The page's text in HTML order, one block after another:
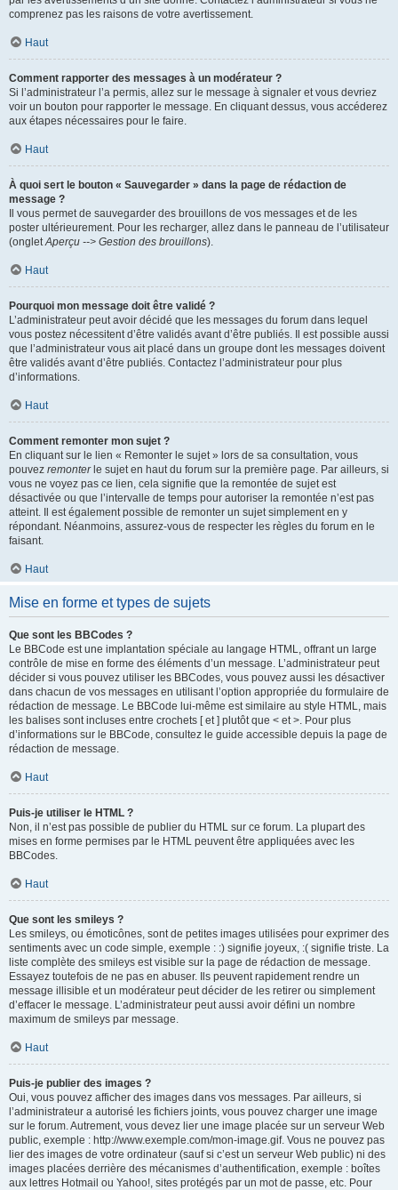
comprenez pas les raisons de votre avertissement.
Haut
Comment rapporter des messages à un modérateur ?
Si l’administrateur l’a permis, allez sur le message à signaler et vous devriez
voir un bouton pour rapporter le message. En cliquant dessus, vous accéderez
aux étapes nécessaires pour le faire.
Haut
À quoi sert le bouton « Sauvegarder » dans la page de rédaction de
message ?
Il vous permet de sauvegarder des brouillons de vos messages et de les
poster ultérieurement. Pour les recharger, allez dans le panneau de l’utilisateur
(ongletAperçu --> Gestion des brouillons).
Haut
Pourquoi mon message doit être validé ?
L’administrateur peut avoir décidé que les messages du forum dans lequel
vous postez nécessitent d’être validés avant d’être publiés. Il est possible aussi
que l’administrateur vous ait placé dans un groupe dont les messages doivent
être validés avant d’être publiés. Contactez l’administrateur pour plus
d’informations.
Haut
Comment remonter mon sujet ?
En cliquant sur le lien « Remonter le sujet » lors de sa consultation, vous
pouvez remonterle sujet en haut du forum sur la première page. Par ailleurs, si
vous ne voyez pas ce lien, cela signifie que la remontée de sujet est
désactivée ou que l’intervalle de temps pour autoriser la remontée n’est pas
atteint. Il est également possible de remonter un sujet simplement en y
répondant. Néanmoins, assurez-vous de respecter les règles du forum en le
faisant.
Haut
Mise en forme et types de sujets
Que sont les BBCodes ?
Le BBCode est une implantation spéciale au langage HTML, offrant un large
contrôle de mise en forme des éléments d’un message. L’administrateur peut
décider si vous pouvez utiliser les BBCodes, vous pouvez aussi les désactiver
dans chacun de vos messages en utilisant l’option appropriée du formulaire de
rédaction de message. Le BBCode lui-même est similaire au style HTML, mais
les balises sont incluses entre crochets [ et ] plutôt que < et >. Pour plus
d’informations sur le BBCode, consultez le guide accessible depuis la page de
rédaction de message.
Haut
Puis-je utiliser le HTML ?
Non, il n’est pas possible de publier du HTML sur ce forum. La plupart des
mises en forme permises par le HTML peuvent être appliquées avec les
BBCodes.
Haut
Que sont les smileys ?
Les smileys, ou émoticônes, sont de petites images utilisées pour exprimer des
sentiments avec un code simple, exemple : :) signifie joyeux, :( signifie triste. La
liste complète des smileys est visible sur la page de rédaction de message.
Essayez toutefois de ne pas en abuser. Ils peuvent rapidement rendre un
message illisible et un modérateur peut décider de les retirer ou simplement
d’effacer le message. L’administrateur peut aussi avoir défini un nombre
maximum de smileys par message.
Haut
Puis-je publier des images ?
Oui, vous pouvez afficher des images dans vos messages. Par ailleurs, si
l’administrateur a autorisé les fichiers joints, vous pouvez charger une image
sur le forum. Autrement, vous devez lier une image placée sur un serveur Web
public, exemple : http://www.exemple.com/mon-image.gif. Vous ne pouvez pas
lier des images de votre ordinateur (sauf si c’est un serveur Web public) ni des
images placées derrière des mécanismes d’authentification, exemple : boîtes
aux lettres Hotmail ou Yahoo!, sites protégés par un mot de passe, etc. Pour